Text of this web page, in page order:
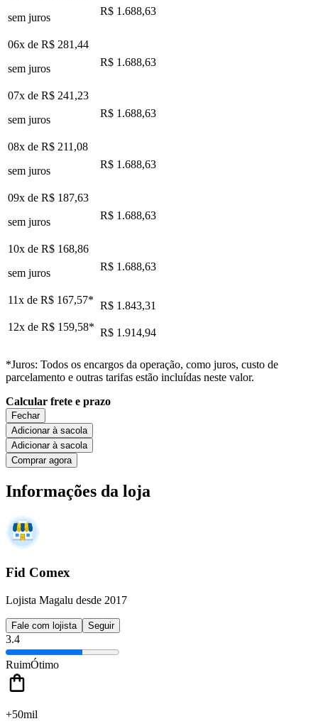
sem juros
R$ 1.688,63
06x de R$ 281,44
sem juros
R$ 1.688,63
07x de R$ 241,23
sem juros
R$ 1.688,63
08x de R$ 211,08
sem juros
R$ 1.688,63
09x de R$ 187,63
sem juros
R$ 1.688,63
10x de R$ 168,86
sem juros
R$ 1.688,63
11x de R$ 167,57* R$ 1.843,31
12x de R$ 159,58* R$ 1.914,94
*Juros: Todos os encargos da operação, como juros, custo de
parcelamento e outras tarifas estão incluídas neste valor.
Calcular frete e prazo
Fechar
Adicionar à sacola
Adicionar à sacola
Comprar agora
Informações da loja
Fid Comex
Lojista Magalu desde 2017
Fale com lojista Seguir
3.4
RuimÓtimo
+50mil